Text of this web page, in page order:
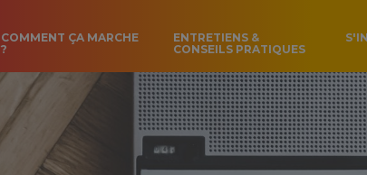
COMMENT ÇA MARCHE
?
ENTRETIENS &
CONSEILS PRATIQUES